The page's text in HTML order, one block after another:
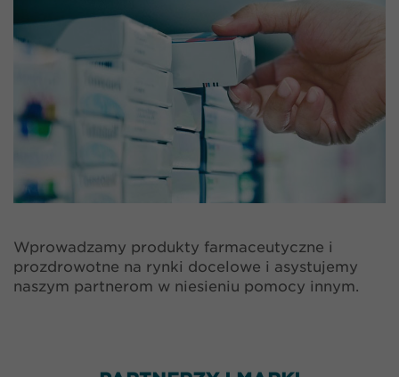
Wprowadzamy produkty farmaceutyczne i
prozdrowotne na rynki docelowe i asystujemy
naszym partnerom w niesieniu pomocy innym.